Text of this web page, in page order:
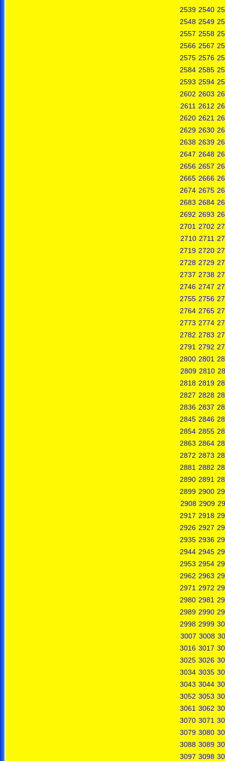
2539 2540
2548 2549
2557 2558
2566 2567
2575 2576
2584 2585
2593 2594
2602 2603
2611 2612
2620 2621
2629 2630
2638 2639
2647 2648
2656 2657
2665 2666
2674 2675
2683 2684
2692 2693
2701 2702
2710 2711
2719 2720
2728 2729
2737 2738
2746 2747
2755 2756
2764 2765
2773 2774
2782 2783
2791 2792
2800 2801
2809 2810
2818 2819
2827 2828
2836 2837
2845 2846
2854 2855
2863 2864
2872 2873
2881 2882
2890 2891
2899 2900
2908 2909
2917 2918
2926 2927
2935 2936
2944 2945
2953 2954
2962 2963
2971 2972
2980 2981
2989 2990
2998 2999
3007 3008
3016 3017
3025 3026
3034 3035
3043 3044
3052 3053
3061 3062
3070 3071
3079 3080
3088 3089
3097 3098